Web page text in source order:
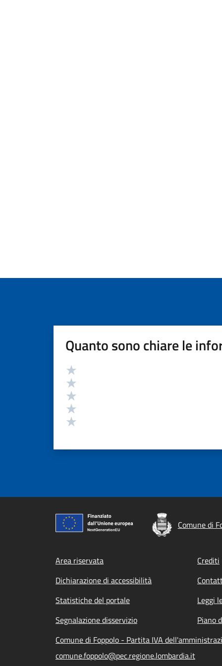
Quanto sono chiare le
Valutazione
Comune di
Footer menu
Area riservata
Crediti
Dichiarazione di accessibilità
Statistiche del portale
Leggi
Segnalazione disservizio
Piano
Comune di Foppolo - Partita IVA
comune.foppolo@pec.regione.lombardia.it